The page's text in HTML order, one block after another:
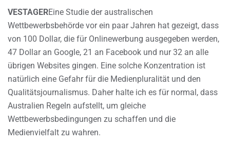
VESTAGEREine Studie der australischen
Wettbewerbsbehörde vor ein paar Jahren hat gezeigt, dass
von 100 Dollar, die für Onlinewerbung ausgegeben werden,
47 Dollar an Google, 21 an Facebook und nur 32 an alle
übrigen Websites gingen. Eine solche Konzentration ist
natürlich eine Gefahr für die Medienpluralität und den
Qualitätsjournalismus. Daher halte ich es für normal, dass
Australien Regeln aufstellt, um gleiche
Wettbewerbsbedingungen zu schaffen und die
Medienvielfalt zu wahren.